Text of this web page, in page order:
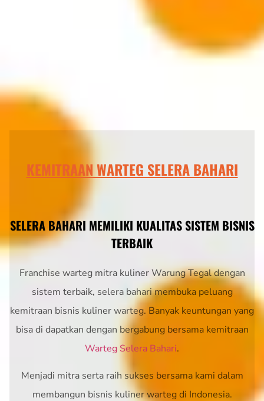
KEMITRAAN WARTEG SELERA BAHARI
SELERA BAHARI MEMILIKI KUALITAS SISTEM BISNIS
TERBAIK
Franchise warteg mitra kuliner Warung Tegal dengan
sistem terbaik, selera bahari membuka peluang
kemitraan bisnis kuliner warteg. Banyak keuntungan yang
bisa di dapatkan dengan bergabung bersama kemitraan
Warteg Selera Bahari.
Menjadi mitra serta raih sukses bersama kami dalam
membangun bisnis kuliner warteg di Indonesia.